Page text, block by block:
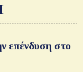
επένδυση στο